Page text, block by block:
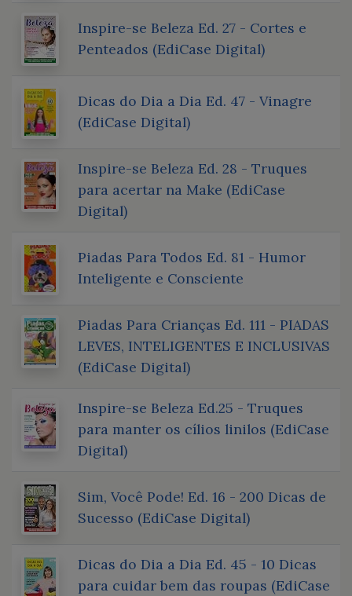
Inspire-se Beleza Ed. 27 - Cortes e
Penteados (EdiCase Digital)
Dicas do Dia a Dia Ed. 47 - Vinagre
(EdiCase Digital)
Inspire-se Beleza Ed. 28 - Truques
para acertar na Make (EdiCase
Digital)
Piadas Para Todos Ed. 81 - Humor
Inteligente e Consciente
Piadas Para Crianças Ed. 111 - PIADAS
LEVES, INTELIGENTES E INCLUSIVAS
(EdiCase Digital)
Inspire-se Beleza Ed.25 - Truques
para manter os cílios linilos (EdiCase
Digital)
Sim, Você Pode! Ed. 16 - 200 Dicas de
Sucesso (EdiCase Digital)
Dicas do Dia a Dia Ed. 45 - 10 Dicas
para cuidar bem das roupas (EdiCase